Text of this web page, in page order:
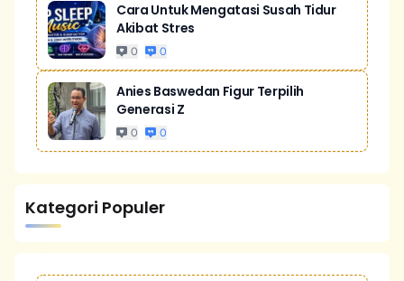
Cara Untuk Mengatasi Susah Tidur
Akibat Stres
0 0
Anies Baswedan Figur Terpilih
Generasi Z
0 0
Kategori Populer